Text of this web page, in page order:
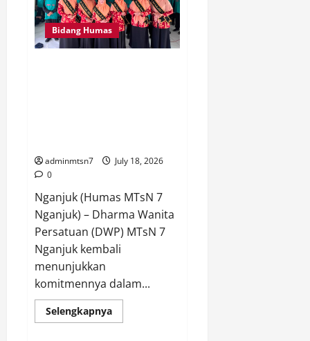
Nganjuk
Teguhkan
Komitmen
Wujudkan
Madrasah
Ramah
Bidang Humas
adminmtsn7
July 18, 2026
0
Nganjuk (Humas MTsN 7
Nganjuk) – Dharma Wanita
Persatuan (DWP) MTsN 7
Nganjuk kembali
menunjukkan
komitmennya dalam...
SelengkapnyaRead
more